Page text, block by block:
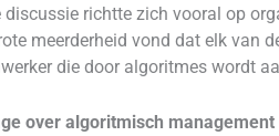
discussie richtte zich vooral op
meerderheid vond dat elk van
die door algoritmes wordt
over algoritmisch